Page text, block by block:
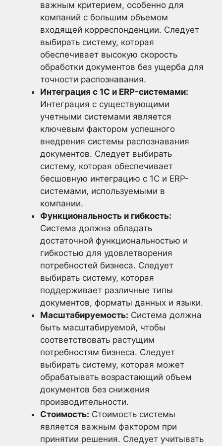
важным критерием, особенно для
компаний с большим объемом
входящей корреспонденции. Следует
выбирать систему, которая
обеспечивает высокую скорость
обработки документов без ущерба для
точности распознавания.
Интеграция с 1С и ERP-системами:
Интеграция с существующими
учетными системами является
ключевым фактором успешного
внедрения системы распознавания
документов. Следует выбирать
систему, которая обеспечивает
бесшовную интеграцию с 1С и ERP-
системами, используемыми в
компании.
Функциональность и гибкость:
Система должна обладать
достаточной функциональностью и
гибкостью для удовлетворения
потребностей бизнеса. Следует
выбирать систему, которая
поддерживает различные типы
документов, форматы данных и языки.
Масштабируемость: Система должна
быть масштабируемой, чтобы
соответствовать растущим
потребностям бизнеса. Следует
выбирать систему, которая может
обрабатывать возрастающий объем
документов без снижения
производительности.
Стоимость: Стоимость системы
является важным фактором при
принятии решения. Следует учитывать